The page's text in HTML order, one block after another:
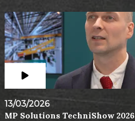
13/03/2026
MP Solutions TechniShow 2026